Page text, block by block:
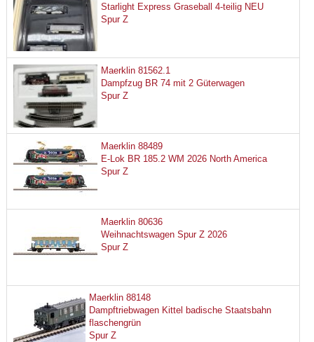
Starlight Express Graseball 4-teilig NEU
Spur Z
Maerklin 81562.1
Dampfzug BR 74 mit 2 Güterwagen
Spur Z
Maerklin 88489
E-Lok BR 185.2 WM 2026 North America
Spur Z
Maerklin 80636
Weihnachtswagen Spur Z 2026
Spur Z
Maerklin 88148
Dampftriebwagen Kittel badische Staatsbahn
flaschengrün
Spur Z